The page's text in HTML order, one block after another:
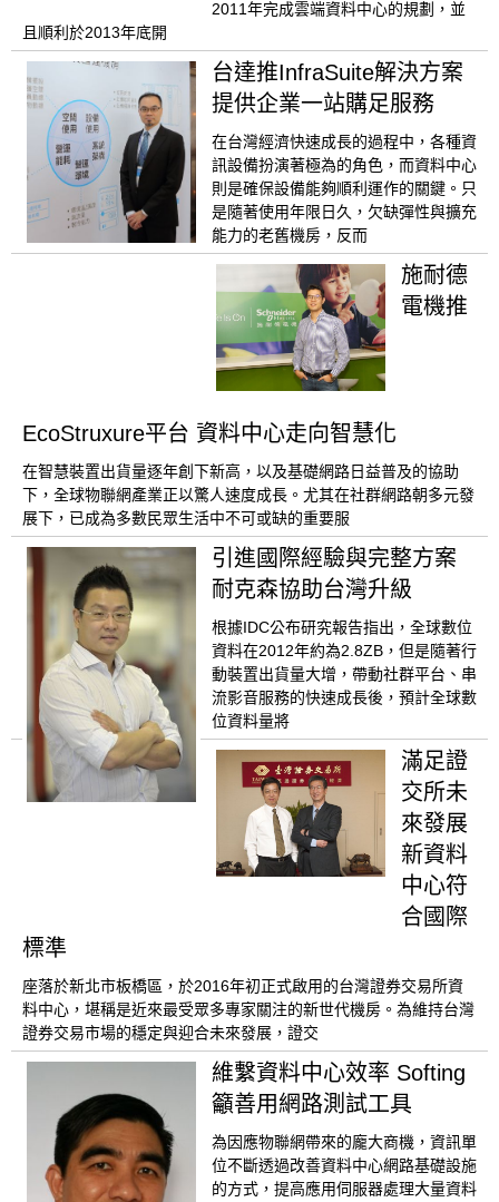
2011年完成雲端資料中心的規劃，並
且順利於2013年底開
台達推InfraSuite解決方案
提供企業一站購足服務
在台灣經濟快速成長的過程中，各種資
訊設備扮演著極為的角色，而資料中心
則是確保設備能夠順利運作的關鍵。只
是隨著使用年限日久，欠缺彈性與擴充
能力的老舊機房，反而
施耐德
電機推
EcoStruxure平台 資料中心走向智慧化
在智慧裝置出貨量逐年創下新高，以及基礎網路日益普及的協助
下，全球物聯網產業正以驚人速度成長。尤其在社群網路朝多元發
展下，已成為多數民眾生活中不可或缺的重要服
引進國際經驗與完整方案
耐克森協助台灣升級
根據IDC公布研究報告指出，全球數位
資料在2012年約為2.8ZB，但是隨著行
動裝置出貨量大增，帶動社群平台、串
流影音服務的快速成長後，預計全球數
位資料量將
滿足證
交所未
來發展
新資料
中心符
合國際
標準
座落於新北市板橋區，於2016年初正式啟用的台灣證券交易所資
料中心，堪稱是近來最受眾多專家關注的新世代機房。為維持台灣
證券交易市場的穩定與迎合未來發展，證交
維繫資料中心效率 Softing
籲善用網路測試工具
為因應物聯網帶來的龐大商機，資訊單
位不斷透過改善資料中心網路基礎設施
的方式，提高應用伺服器處理大量資料